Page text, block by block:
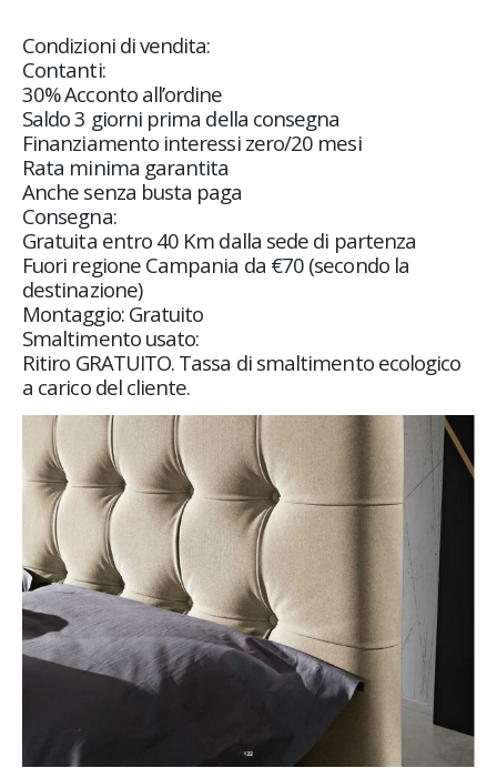
Condizioni di vendita:
Contanti:
30% Acconto all’ordine
Saldo 3 giorni prima della consegna
Finanziamento interessi zero/20 mesi
Rata minima garantita
Anche senza busta paga
Consegna:
Gratuita entro 40 Km dalla sede di partenza
Fuori regione Campania da €70 (secondo la
destinazione)
Montaggio: Gratuito
Smaltimento usato:
Ritiro GRATUITO. Tassa di smaltimento ecologico
a carico del cliente.